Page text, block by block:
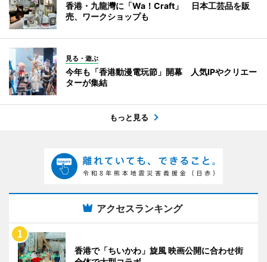
香港・九龍灣に「Wa！Craft」 日本工芸品を販
売、ワークショップも
見る・遊ぶ
今年も「香港動漫電玩節」開幕 人気IPやクリエー
ターが集結
もっと見る
アクセスランキング
香港で「ちいかわ」旋風 映画公開に合わせ街